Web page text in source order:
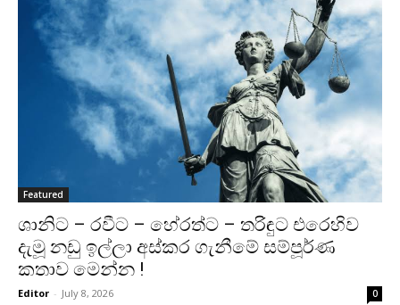
Featured
ශානිට – රවීට – හේරත්ට – තරිඳුට එරෙහිව
දැමූ නඩු ඉල්ලා අස්කර ගැනීමේ සම්පූර්ණ
කතාව මෙන්න !
Editor - July 8, 2026 0